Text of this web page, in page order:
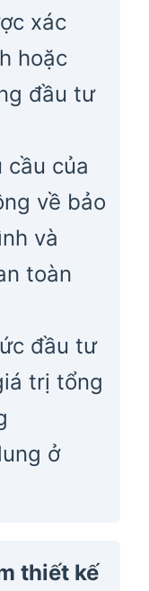
xác
hoặc
đầu tư
cầu của
về bảo
và
toàn
đầu tư
trị tổng
ở
thiết kế